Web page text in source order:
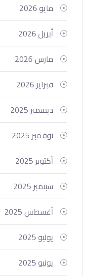
مايو 2026
أبريل 2026
مارس 2026
فبراير 2026
ديسمبر 2025
نوفمبر 2025
أكتوبر 2025
سبتمبر 2025
أغسطس 2025
يوليو 2025
يونيو 2025